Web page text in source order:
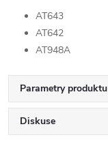
AT643
AT642
AT948A
Parametry produktu
Diskuse